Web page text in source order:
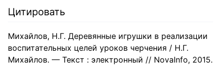
Цитировать
Михайлов, Н.Г. Деревянные игрушки в реализации
воспитательных целей уроков черчения / Н.Г.
Михайлов. — Текст : электронный // NovaInfo, 2015.